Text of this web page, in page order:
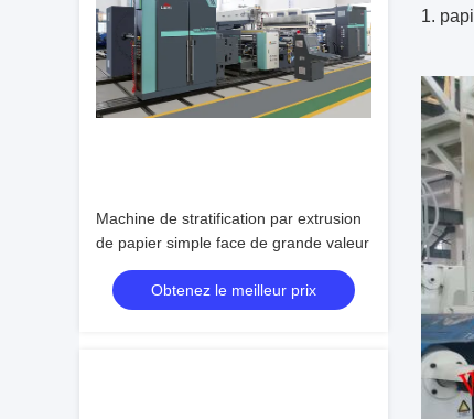
Machine de stratification par extrusion
de papier simple face de grande valeur
Obtenez le meilleur prix
1.